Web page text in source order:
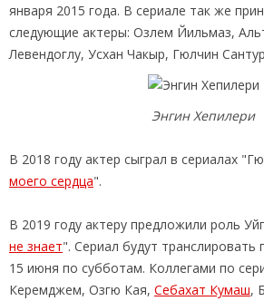
января 2015 года. В сериале так же
следующие актеры: Озлем Йильмаз,
Левендоглу, Усхан Чакыр, Гюлчин
Энгин Хепилери
В 2018 году актер сыграл в сериалах
моего сердца".
В 2019 году актеру предложили роль
не знает". Сериал будут транслировать
15 июня по субботам. Коллегами по
Керемджем, Озгю Кая, Себахат Кумаш,